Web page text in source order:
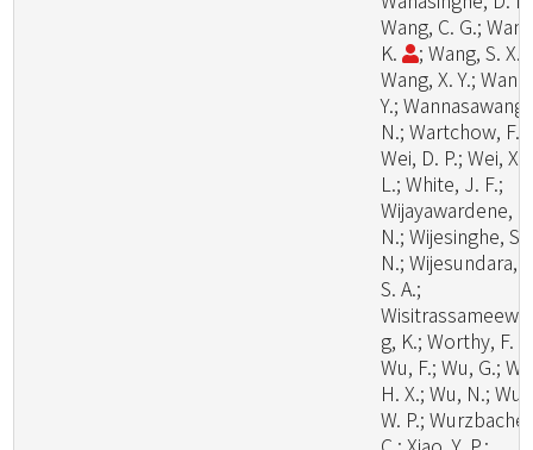
Wang, C. G.;
K.
; Wang, S. X.;
Wang, X. Y.; Wang,
Y.; Wannasawang,
N.; Wartchow, F.;
Wei, D. P.; Wei, X.
L.; White, J. F.;
Wijayawardene,
N.; Wijesinghe, S.
N.; Wijesundara,
S. A.;
g, K.; Worthy, F.
Wu, F.; Wu, G.;
H. X.; Wu, N.; Wu,
W. P.;